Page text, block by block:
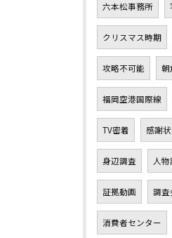
六本松事務所
クリスマス時期
攻略不可能 朝
福岡空港国際線
TV密着 感謝状
身辺調査 人
証拠動画 調査
消費者センター